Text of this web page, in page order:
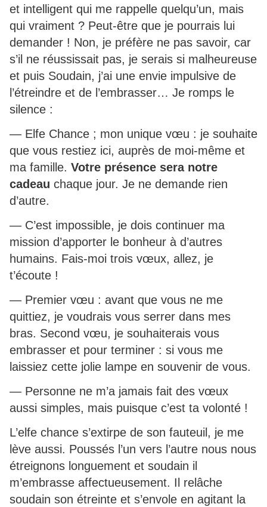
et intelligent qui me rappelle quelqu’un, mais
qui vraiment ? Peut-être que je pourrais lui
demander ! Non, je préfère ne pas savoir, car
s’il ne réussissait pas, je serais si malheureuse
et puis Soudain, j’ai une envie impulsive de
l’étreindre et de l’embrasser… Je romps le
silence :
— Elfe Chance ; mon unique vœu : je souhaite
que vous restiez ici, auprès de moi-même et
ma famille. Votre présence sera notre
cadeau chaque jour. Je ne demande rien
d’autre.
— C’est impossible, je dois continuer ma
mission d’apporter le bonheur à d’autres
humains. Fais-moi trois vœux, allez, je
t’écoute !
— Premier vœu : avant que vous ne me
quittiez, je voudrais vous serrer dans mes
bras. Second vœu, je souhaiterais vous
embrasser et pour terminer : si vous me
laissiez cette jolie lampe en souvenir de vous.
— Personne ne m’a jamais fait des vœux
aussi simples, mais puisque c’est ta volonté !
L’elfe chance s’extirpe de son fauteuil, je me
lève aussi. Poussés l’un vers l’autre nous nous
étreignons longuement et soudain il
m’embrasse affectueusement. Il relâche
soudain son étreinte et s’envole en agitant la